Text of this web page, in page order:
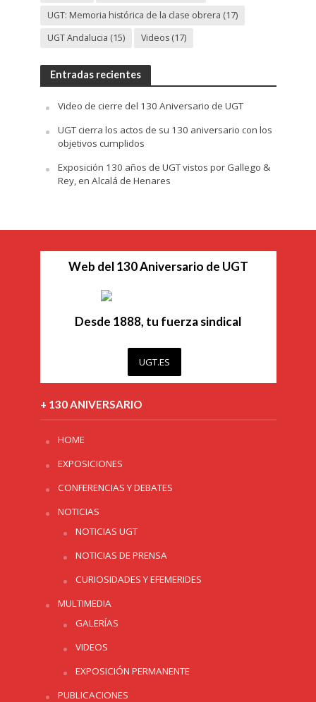
UGT: Memoria histórica de la clase obrera (17)
UGT Andalucia (15) Videos(17)
Entradas recientes
Video de cierre del 130 Aniversario de UGT
UGT cierra los actos de su 130 aniversario con los
objetivos cumplidos
Exposición 130 años de UGT vistos por Gallego &
Rey, en Alcalá de Henares
Web del 130 Aniversario de UGT
Desde 1888, tu fuerza sindical
UGT.ES
+ 130 ANIVERSARIO
HOME
EXPOSICIONES
CONFERENCIAS Y DEBATES
NOTICIAS
NOTICIAS UGT
NOTICIAS DE PRENSA
CURIOSIDADES Y EFEMERIDES
MULTIMEDIA
GALERÍAS
VIDEOS
EXPOSICIÓN PERMANENTE
PUBLICACIONES